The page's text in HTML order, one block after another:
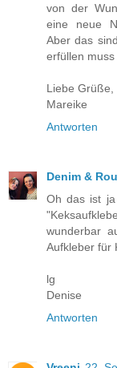
von der
eine neue
Aber das
erfüllen muss
Liebe Grüße,
Mareike
Antworten
Denim &
Oh das ist
wunderbar
Aufkleber für
lg
Denise
Antworten